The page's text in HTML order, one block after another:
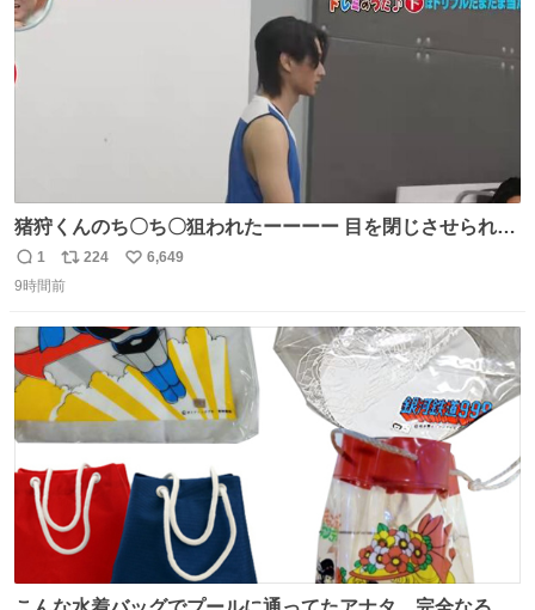
猪狩くんのち〇ち〇狙われたーーーー 目を閉じさせられて
やっとたまたま成功わろた🏀ｗｗ ⠀ そしていつものD見て
おもいっきりボール投げつけんのほんまにｗｗｗｗｗ ぺし
返
信
1
リ
ポ
ト
数
224
い
数
6,649
9時間前